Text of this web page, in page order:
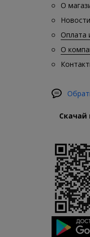
О
Новости
Оплата
О